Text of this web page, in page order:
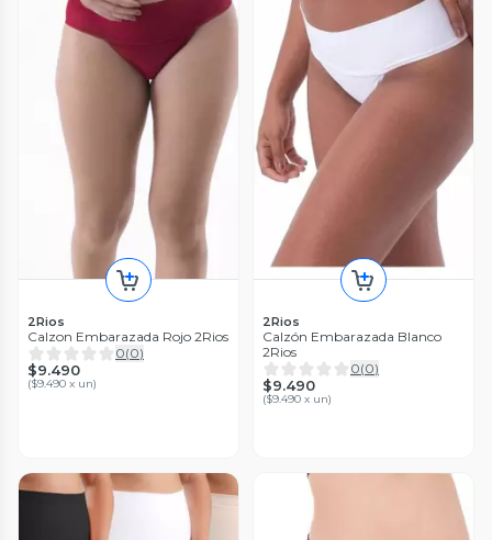
2Rios
Calzon Embarazada Rojo 2Rios
0(0)
$9.490
($9.490 x un)
2Rios
Calzón Embarazada Blanco
2Rios
0(0)
$9.490
($9.490 x un)